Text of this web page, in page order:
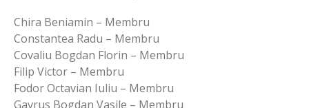
Chira Beniamin – Membru
Constantea Radu – Membru
Covaliu Bogdan Florin – Membru
Filip Victor – Membru
Fodor Octavian Iuliu – Membru
Gavrus Bogdan Vasile – Membru